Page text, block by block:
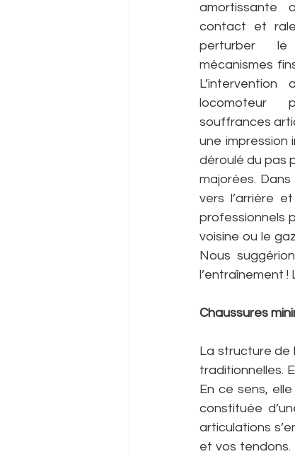
amortissante
contact et
perturber le
mécanismes
L’intervention
locomoteur
souffrances
une impression
déroulé du pas
majorées.
vers l’arrière
professionnels
voisine ou le
Nous
l’entraînement !
Chaussures
La structure de
traditionnelles.
En ce sens,
constituée
articulations
et vos tendons.